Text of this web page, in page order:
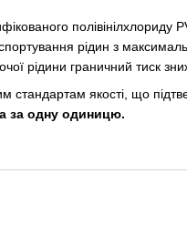
полівінілхлориду
рідин з
рідини граничний тиск
стандартам якості, що
за одну одиницю.